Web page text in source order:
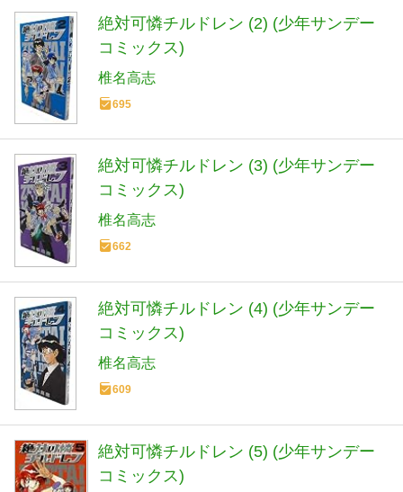
絶対可憐チルドレン (2) (少年サンデー
コミックス)
椎名高志
695
絶対可憐チルドレン (3) (少年サンデー
コミックス)
椎名高志
662
絶対可憐チルドレン (4) (少年サンデー
コミックス)
椎名高志
609
絶対可憐チルドレン (5) (少年サンデー
コミックス)